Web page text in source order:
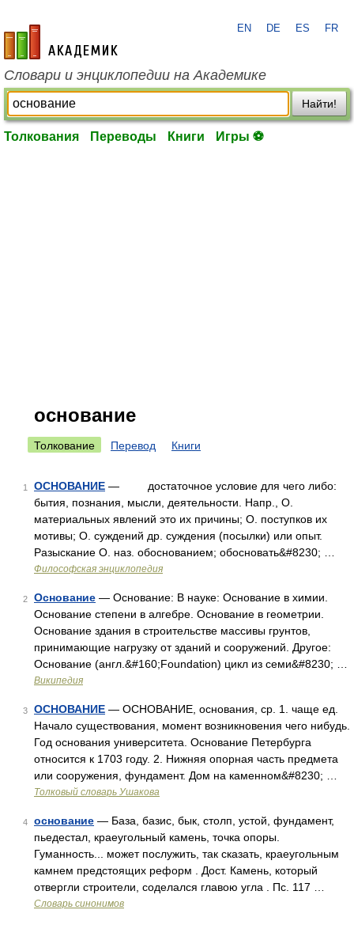
academic.ru
EN DE ES FR
Словари и энциклопедии на Академике
Найти!
Толкования Переводы Книги Игры ⚽
основание
Толкование Перевод Книги
1 ОСНОВАНИЕ — достаточное условие для чего либо:
бытия, познания, мысли, деятельности. Напр., О.
материальных явлений это их причины; О. поступков их
мотивы; О. суждений др. суждения (посылки) или опыт.
Разыскание О. наз. обоснованием; обосновать&#8230; …
Философская энциклопедия
2 Основание — Основание: В науке: Основание в химии.
Основание степени в алгебре. Основание в геометрии.
Основание здания в строительстве массивы грунтов,
принимающие нагрузку от зданий и сооружений. Другое:
Основание (англ.&#160;Foundation) цикл из семи&#8230; …
Википедия
3 ОСНОВАНИЕ — ОСНОВАНИЕ, основания, ср. 1. чаще ед.
Начало существования, момент возникновения чего нибудь.
Год основания университета. Основание Петербурга
относится к 1703 году. 2. Нижняя опорная часть предмета
или сооружения, фундамент. Дом на каменном&#8230; …
Толковый словарь Ушакова
4 основание — База, базис, бык, столп, устой, фундамент,
пьедестал, краеугольный камень, точка опоры.
Гуманность... может послужить, так сказать, краеугольным
камнем предстоящих реформ . Дост. Камень, который
отвергли строители, соделался главою угла . Пс. 117 …
Словарь синонимов